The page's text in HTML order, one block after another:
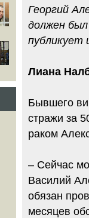
Георгий
должен
публикует
Лиана
Бывшего
стражи за
раком
– Сейчас
Василий
обязан
месяцев